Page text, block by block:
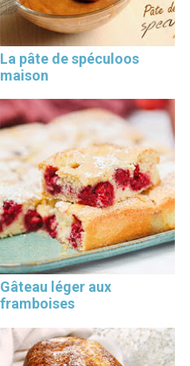
La pâte de spéculoos
maison
Gâteau léger aux
framboises
×